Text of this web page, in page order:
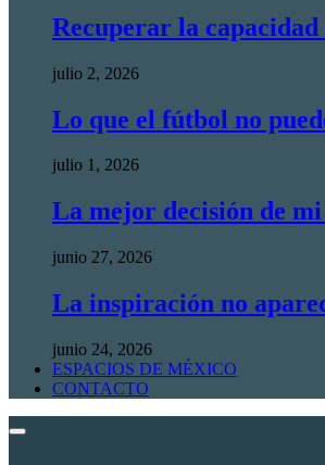
Recuperar la capacidad
julio 2, 2026
Lo que el fútbol no
julio 1, 2026
La mejor decisión de
junio 27, 2026
La inspiración no
junio 24, 2026
ESPACIOS DE MÉXICO
CONTACTO